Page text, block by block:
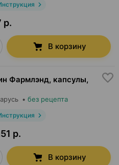
р.
В корзину
Фармлэнд, капсулы,
• без рецепта
р.
В корзину